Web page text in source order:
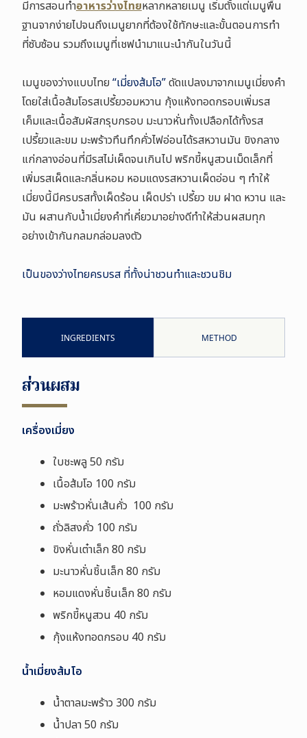
มีการสอนทำอาหารว่างไทยหลากหลายเมนู เริ่มตั้งแต่เมนูพื้น
ฐานจากง่ายไปจนถึงเมนูยากที่ต้องใช้ทักษะและขั้นตอนการทำ
ที่ซับซ้อน รวมถึงเมนูที่เชฟนำมาแนะนำกันในวันนี้
เมนูของว่างแบบไทย “เมี่ยงส้มโอ”ดัดแปลงมาจากเมนูเมี่ยงคำ
โดยใส่เนื้อส้มโอรสเปรี้ยวอมหวาน กุ้งแห้งทอดกรอบเพิ่มรส
เค็มและเนื้อสัมผัสกรุบกรอบ มะนาวหั่นทั้งเปลือกได้ทั้งรส
เปรี้ยวและขม มะพร้าวทึนทึกคั่วไฟอ่อนได้รสหวานมัน ขิงกลาง
แก่กลางอ่อนที่มีรสไม่เผ็ดจนเกินไป พริกขี้หนูสวนเม็ดเล็กที่
เพิ่มรสเผ็ดและกลิ่นหอม หอมแดงรสหวานเผ็ดอ่อน ๆ ทำให้
เมี่ยงนี้มีครบรสทั้งเผ็ดร้อน เผ็ดปร่า เปรี้ยว ขม ฝาด หวาน และ
มัน ผสานกับน้ำเมี่ยงคำที่เคี่ยวมาอย่างดีทำให้ส่วนผสมทุก
อย่างเข้ากันกลมกล่อมลงตัว
เป็นของว่างไทยครบรส ที่ทั้งน่าชวนทำและชวนชิม
INGREDIENTS METHOD
ส่วนผสม
เครื่องเมี่ยง
ใบชะพลู 50 กรัม
เนื้อส้มโอ 100 กรัม
มะพร้าวหั่นเส้นคั่ว 100 กรัม
ถั่วลิสงคั่ว 100 กรัม
ขิงหั่นเต๋าเล็ก 80 กรัม
มะนาวหั่นชิ้นเล็ก 80 กรัม
หอมแดงหั่นชิ้นเล็ก 80 กรัม
พริกขี้หนูสวน 40 กรัม
กุ้งแห้งทอดกรอบ 40 กรัม
น้ำเมี่ยงส้มโอ
น้ำตาลมะพร้าว 300 กรัม
น้ำปลา 50 กรัม